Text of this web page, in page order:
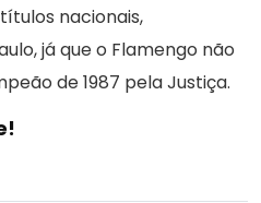
nacionais,
já que o Flamengo não
de 1987 pela Justiça.